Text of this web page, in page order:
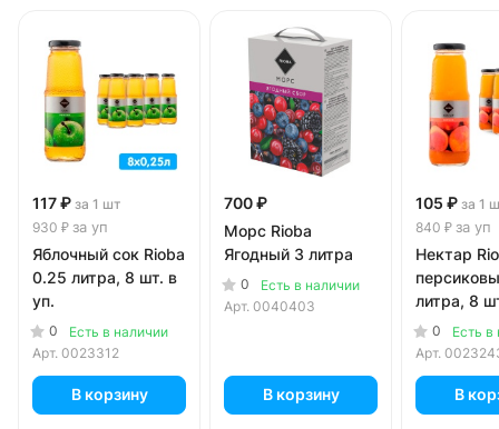
117 ₽ за 1 шт
930 ₽ за уп
Яблочный сок Rioba
0.25 литра, 8 шт. в
уп.
0
Есть в наличии
Арт. 0023312
В корзину
700 ₽
Морс Rioba
Ягодный 3 литра
0
Есть в наличии
Арт. 0040403
В корзину
105 ₽ за 1
840 ₽ за уп
Нектар
литра, 8
0
Есть в
Арт.
В